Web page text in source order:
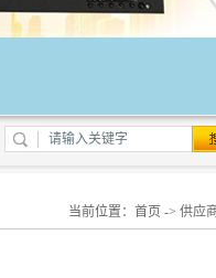
当前位置： 首页 -> 供应